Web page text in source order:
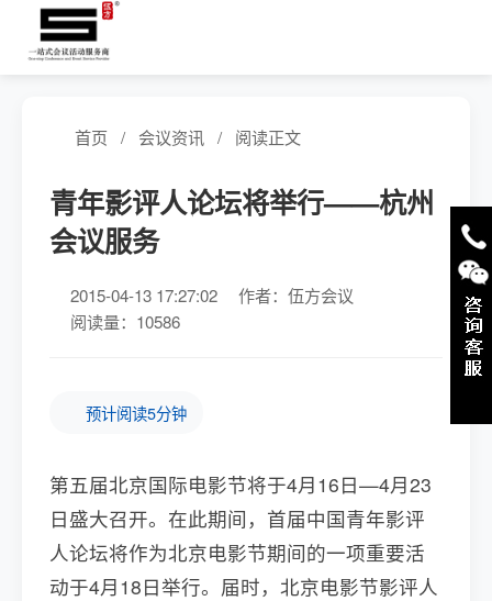
首页 / 会议资讯 / 阅读正文
青年影评人论坛将举行——杭州
会议服务
2015-04-13 17:27:02
作者：伍方会议
阅读量：10586
预计阅读5分钟
第五届北京国际电影节将于4月16日—4月23
日盛大召开。在此期间，首届中国青年影评
人论坛将作为北京电影节期间的一项重要活
动于4月18日举行。届时，北京电影节影评人